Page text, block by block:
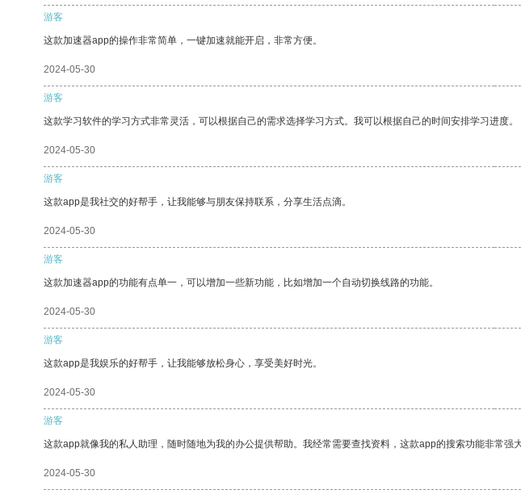
游客
这款加速器app的操作非常简单，一键加速就能开启，非常方便。
2024-05-30
游客
这款学习软件的学习方式非常灵活，可以根据自己的需求选择学习方式。我可以根据自己的时间安排学习进度。
2024-05-30
游客
这款app是我社交的好帮手，让我能够与朋友保持联系，分享生活点滴。
2024-05-30
游客
这款加速器app的功能有点单一，可以增加一些新功能，比如增加一个自动切换线路的功能。
2024-05-30
游客
这款app是我娱乐的好帮手，让我能够放松身心，享受美好时光。
2024-05-30
游客
这款app就像我的私人助理，随时随地为我的办公提供帮助。我经常需要查找资料，这款app的搜索功能非常强
2024-05-30